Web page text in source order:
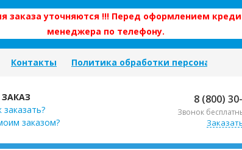
уточняются !!! Перед оформлением
менеджера по телефону.
Контакты Политика обработки персональных
ЗАКАЗ
заказать?
заказом?
8 (800)
Звонок